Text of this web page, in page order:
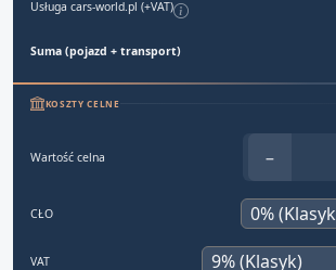
Usługa cars-world.pl (+VAT)
Suma (pojazd + transport)
KOSZTY CELNE
Wartość celna −
CŁO
VAT